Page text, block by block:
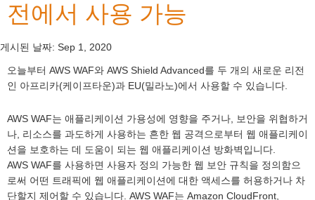
전에서 사용 가능
게시된 날짜: Sep 1, 2020
오늘부터 AWS WAF와 AWS Shield Advanced를 두 개의 새로운 리전
인 아프리카(케이프타운)과 EU(밀라노)에서 사용할 수 있습니다.
AWS WAF는 애플리케이션 가용성에 영향을 주거나, 보안을 위협하거
나, 리소스를 과도하게 사용하는 흔한 웹 공격으로부터 웹 애플리케이
션을 보호하는 데 도움이 되는 웹 애플리케이션 방화벽입니다.
AWS WAF를 사용하면 사용자 정의 가능한 웹 보안 규칙을 정의함으
로써 어떤 트래픽에 웹 애플리케이션에 대한 액세스를 허용하거나 차
단할지 제어할 수 있습니다. AWS WAF는 Amazon CloudFront,